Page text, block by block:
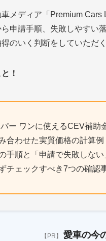
メディア「Premium
申請手順、失敗しやすい
のいく判断をしていただ
！
ー ワンに使えるCEV補助
合わせた実質価格の計算
手順と「申請で失敗しない
チェックすべき7つの確認
【PR】 愛車の今